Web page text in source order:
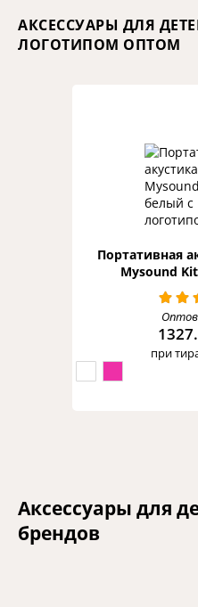
АКСЕССУАРЫ ДЛЯ
ЛОГОТИПОМ ОПТОМ
Портативная
Mysound
при
Аксессуары для
брендов